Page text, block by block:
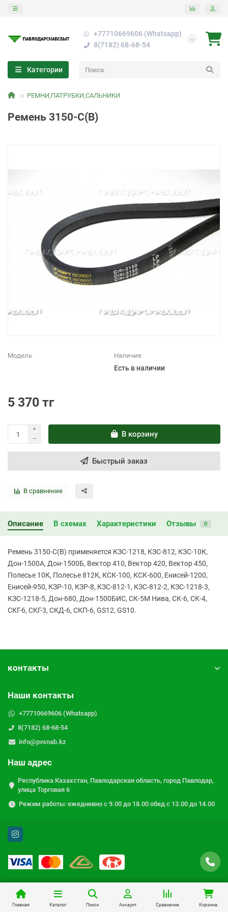
+77710669606 (Whatsapp)
8(7182) 68-68-54
Категории
РЕМНИ,ПАТРУБКИ,САЛЬНИКИ
Ремень 3150-С(В)
Модель Наличие
Есть в наличии
5 370 тг
В корзину
Быстрый заказ
В сравнение
Описание В схемах Характеристики Отзывы 0
Ремень 3150-С(В) применяется КЗС-1218, КЗС-812, КЗС-10К,
Дон-1500А, Дон-1500Б, Вектор 410, Вектор 420, Вектор 450,
Полесье 10К, Полесье 812К, КСК-100, КСК-600, Енисей-1200,
Енисей-950, КЗР-10, КЗР-8, КЗС-812-1, КЗС-812-2, КЗС-1218-3,
КЗС-1218-5, Дон-680, Дон-1500БИС, СК-5М Нива, СК-6, СК-4,
СКГ-6, СКГ-3, СКД-6, СКП-6, GS12, GS10.
контакты
Наши контакты
+77710669606 (Whatsapp)
8(7182) 68-68-54
info@pvsnab.kz
Наш адрес
Республика Казахстан, Павлодарская область, город Павлодар,
улица Торговая 6
Режим работы: ежедневно с 9.00 до 18.00 обед с 13.00 до 14.00
Главная Каталог Поиск Аккаунт Сравнение Корзина